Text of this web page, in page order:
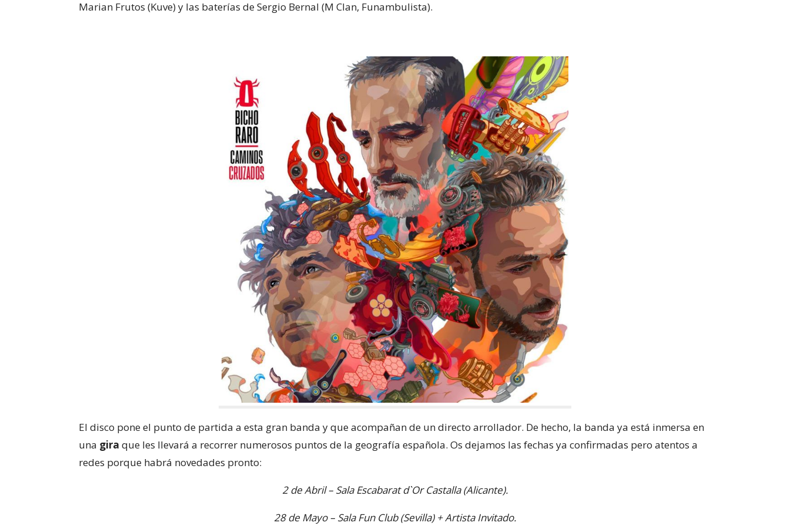
Marian Frutos (Kuve) y las baterías de Sergio Bernal (M Clan, Funambulista).
El disco pone el punto de partida a esta gran banda y que acompañan de un directo arrollador. De hecho, la banda ya está inmersa en
una gira que les llevará a recorrer numerosos puntos de la geografía española. Os dejamos las fechas ya confirmadas pero atentos a
redes porque habrá novedades pronto:
2 de Abril – Sala Escabarat d`Or Castalla (Alicante).
28 de Mayo – Sala Fun Club (Sevilla) + Artista Invitado.